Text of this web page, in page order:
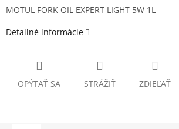
MOTUL FORK OIL EXPERT LIGHT 5W 1L
Detailné informácie
OPÝTAŤ SA STRÁŽIŤ ZDIEĽAŤ